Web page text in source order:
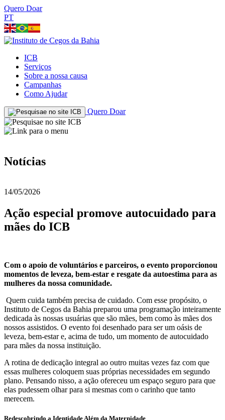
Quero Doar
PT
ICB
Serviços
Sobre a nossa causa
Campanhas
Como Ajudar
Quero Doar
Notícias
14/05/2026
Ação especial promove autocuidado para
mães do ICB
Com o apoio de voluntários e parceiros, o evento proporcionou
momentos de leveza, bem-estar e resgate da autoestima para as
mulheres da nossa comunidade.
Quem cuida também precisa de cuidado. Com esse propósito, o
Instituto de Cegos da Bahia preparou uma programação inteiramente
dedicada às nossas usuárias que são mães, bem como às mães dos
nossos assistidos. O evento foi desenhado para ser um oásis de
leveza, bem-estar e, acima de tudo, um momento de autocuidado
para mães da nossa instituição.
A rotina de dedicação integral ao outro muitas vezes faz com que
essas mulheres coloquem suas próprias necessidades em segundo
plano. Pensando nisso, a ação ofereceu um espaço seguro para que
elas pudessem olhar para si mesmas com o carinho que tanto
merecem.
Redescobrindo a Identidade Além da Maternidade